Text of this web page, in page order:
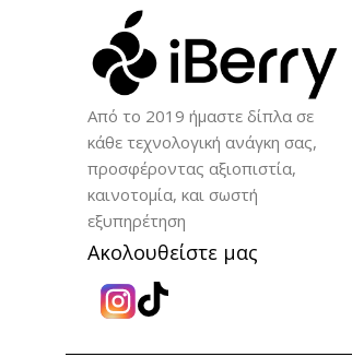
ΥΛΙΚΌ
Από το 2019 ήμαστε δίπλα σε
κάθε τεχνολογική ανάγκη σας,
προσφέροντας αξιοπιστία,
καινοτομία, και σωστή
εξυπηρέτηση
Ακολουθείστε μας